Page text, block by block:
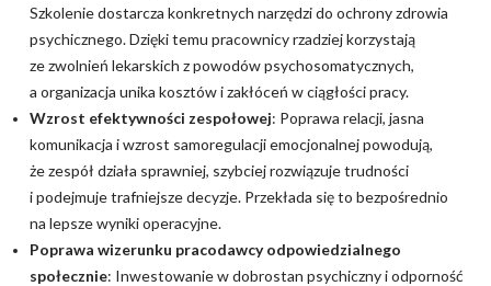
Szkolenie dostarcza konkretnych narzędzi do ochrony zdrowia
psychicznego. Dzięki temu pracownicy rzadziej korzystają
ze zwolnień lekarskich z powodów psychosomatycznych,
a organizacja unika kosztów i zakłóceń w ciągłości pracy.
Wzrost efektywności zespołowej: Poprawa relacji, jasna
komunikacja i wzrost samoregulacji emocjonalnej powodują,
że zespół działa sprawniej, szybciej rozwiązuje trudności
i podejmuje trafniejsze decyzje. Przekłada się to bezpośrednio
na lepsze wyniki operacyjne.
Poprawa wizerunku pracodawcy odpowiedzialnego
społecznie: Inwestowanie w dobrostan psychiczny i odporność